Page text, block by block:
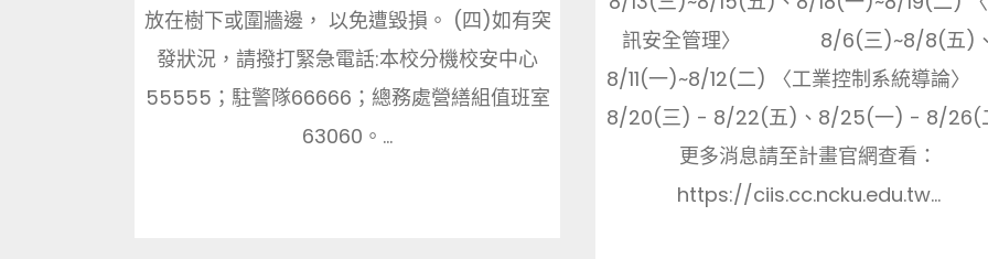
訊安全管理〉 8/6(三)~8/8(五)、
8/11(一)~8/12(二) 〈工業控制系統導論
8/20(三) - 8/22(五)、8/25(一) - 8/26(
更多消息請至計畫官網查看：
https://ciis.cc.ncku.edu.tw...
放在樹下或圍牆邊， 以免遭毀損。 (四)如有突
發狀況，請撥打緊急電話:本校分機校安中心
55555；駐警隊66666；總務處營繕組值班室
63060。...